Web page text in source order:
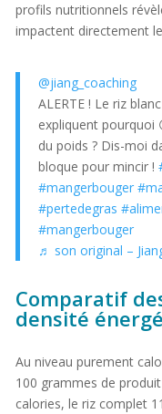
profils nutritionnels
impactent directement
@jiang_coaching
ALERTE ! Le riz
expliquent pourquoi
du poids ? Dis-moi
bloque pour mincir !
#mangerbouger
#pertedegras
#mangerbouger
♬ son original –
Comparatif
densité
Au niveau purement
100 grammes de
calories, le riz complet